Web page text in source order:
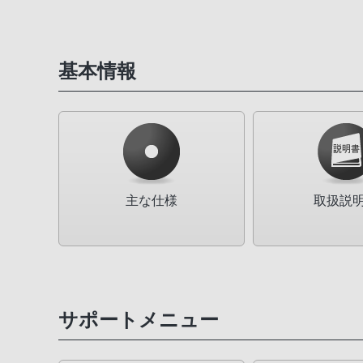
基本情報
主な仕様 取扱説
サポートメニュー